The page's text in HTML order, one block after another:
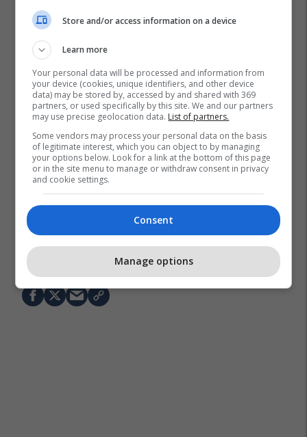
Bipharm
Wellkid Multivitamin Liquid
Wellkid Immune Chewable
Wellkid Soft Jelly
Vitabiotics
Store and/or access information on a device
Learn more
Your personal data will be processed and information from
your device (cookies, unique identifiers, and other device
data) may be stored by, accessed by and shared with 369
partners, or used specifically by this site. We and our partners
may use precise geolocation data. List of partners.
Some vendors may process your personal data on the basis
of legitimate interest, which you can object to by managing
your options below. Look for a link at the bottom of this page
or in the site menu to manage or withdraw consent in privacy
and cookie settings.
Consent
Manage options